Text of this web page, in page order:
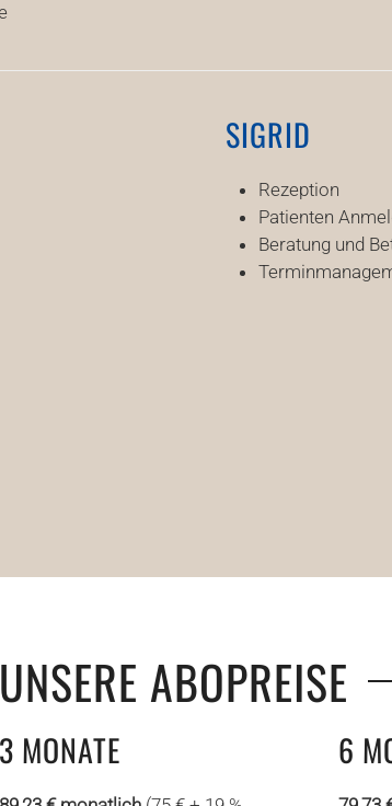
SIGRID
Rezeption
Patienten
Beratung und
UNSERE ABOPREISE
3 MONATE 6